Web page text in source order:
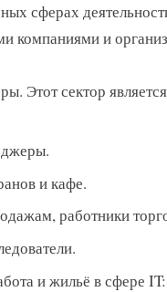
сферах
компаниями и
Этот сектор
и кафе.
работники
и жильё в сфере